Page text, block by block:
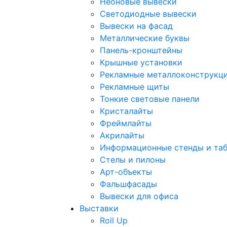
Светодиодные вывески
Вывески на фасад
Металлические буквы
Панель-кронштейны
Крышные установки
Рекламные
Рекламные щиты
Тонкие световые панели
Кристалайты
Фреймлайты
Акрилайты
Информационные стенды и
Стелы и пилоны
Арт-объекты
Фальшфасады
Вывески для офиса
Выставки
Roll Up